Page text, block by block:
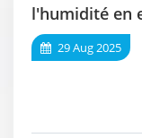
l'humidité en
29 Aug 2025